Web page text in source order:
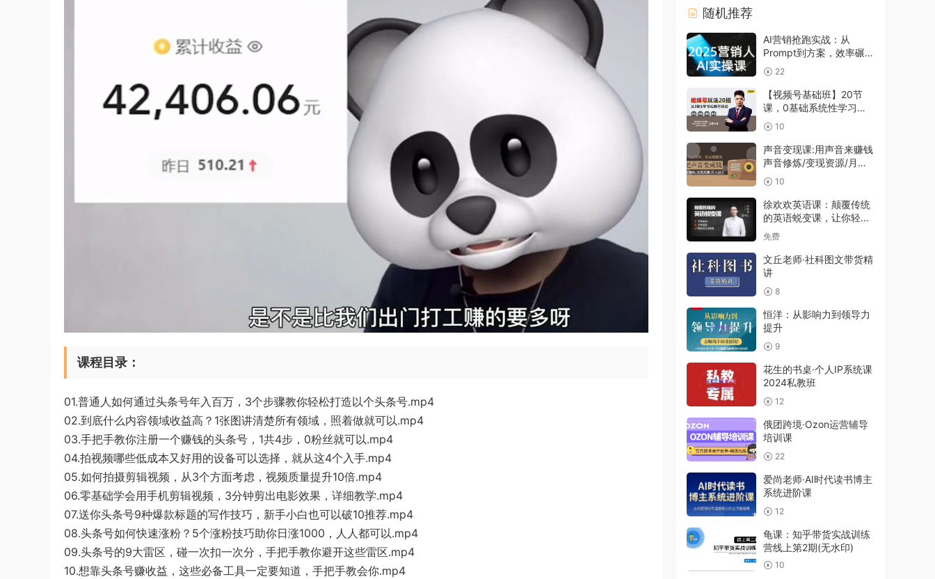
课程目录：
01.普通人如何通过头条号年入百万，3个步骤教你轻松打造以个头条号.mp4
02.到底什么内容领域收益高？1张图讲清楚所有领域，照着做就可以.mp4
03.手把手教你注册一个赚钱的头条号，1共4步，0粉丝就可以.mp4
04.拍视频哪些低成本又好用的设备可以选择，就从这4个入手.mp4
05.如何拍摄剪辑视频，从3个方面考虑，视频质量提升10倍.mp4
06.零基础学会用手机剪辑视频，3分钟剪出电影效果，详细教学.mp4
07.送你头条号9种爆款标题的写作技巧，新手小白也可以破10推荐.mp4
08.头条号如何快速涨粉？5个涨粉技巧助你日涨1000，人人都可以.mp4
09.头条号的9大雷区，碰一次扣一次分，手把手教你避开这些雷区.mp4
10.想靠头条号赚收益，这些必备工具一定要知道，手把手教会你.mp4
随机推荐
AI营销抢跑实战：从
Prompt到方案，效率碾压
同行
22
【视频号基础班】20节
课，0基础系统性学习视
频号内容运营+引流+快速
变现
10
声音变现课:用声音来赚钱
声音修炼/变现资源/月入
过万
10
徐欢欢英语课：颠覆传统
的英语蜕变课，让你轻松
说英语
免费
文丘老师·社科图文带货精
讲
8
恒洋：从影响力到领导力
提升
9
花生的书桌·个人IP系统课
2024私教班
12
俄团跨境·Ozon运营辅导
培训课
22
爱尚老师·AI时代读书博主
系统进阶课
12
龟课：知乎带货实战训练
营线上第2期(无水印)
10